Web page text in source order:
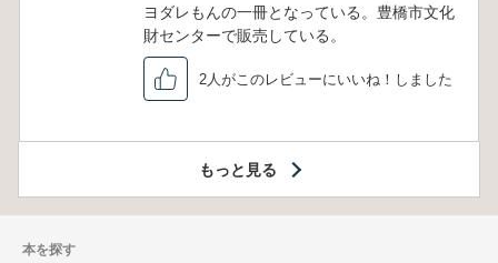
ヨダレもんの一冊となっている。豊橋市文化
財センターで販売している。
2人がこのレビューにいいね！しました
もっと見る
本を探す